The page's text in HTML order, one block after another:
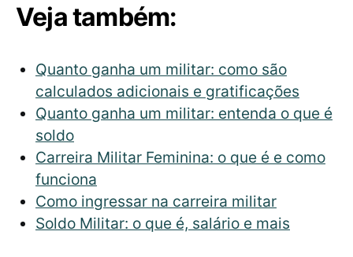
Veja também:
Quanto ganha um militar: como são
calculados adicionais e gratificações
Quanto ganha um militar: entenda o que é
soldo
Carreira Militar Feminina: o que é e como
funciona
Como ingressar na carreira militar
Soldo Militar: o que é, salário e mais